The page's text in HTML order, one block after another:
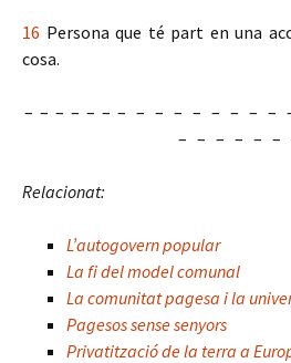
16 Persona que té part en una
cosa.
– – – – – – – – – – – – – –
– – – – – –
Relacionat:
L’autogovern popular
La fi del model comunal
La comunitat pagesa i la
Pagesos sense senyors
Privatització de la terra a